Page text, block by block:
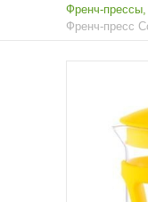
Френч-прессы,
Френч-пресс